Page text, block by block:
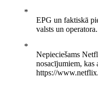
EPG un faktiskā
valsts un operatora.
Nepieciešams
nosacījumiem, kas
https://